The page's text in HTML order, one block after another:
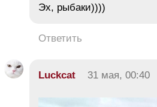
Эх, рыбаки))))
Ответить
Luckcat 31 мая, 00:40